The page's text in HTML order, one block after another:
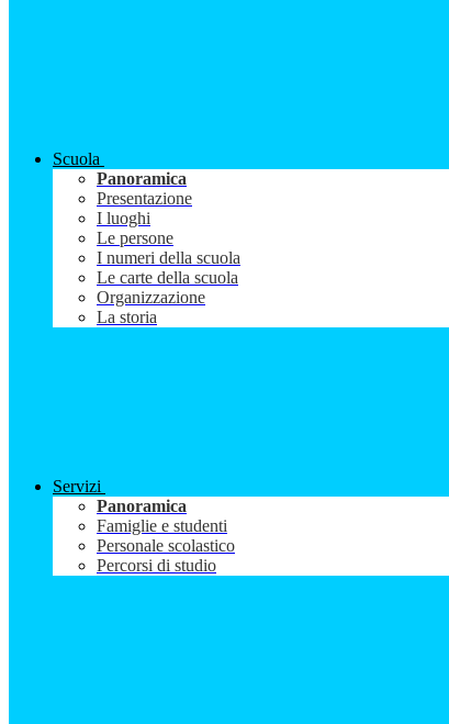
Scuola
Panoramica
Presentazione
I luoghi
Le persone
I numeri della scuola
Le carte della scuola
Organizzazione
La storia
Servizi
Panoramica
Famiglie e studenti
Personale scolastico
Percorsi di studio